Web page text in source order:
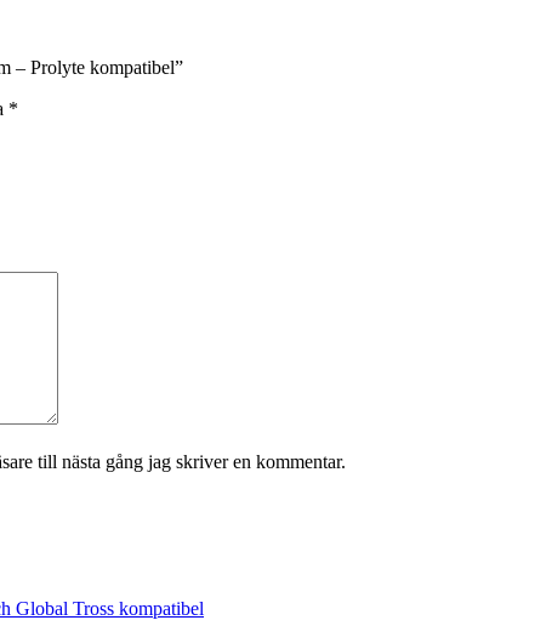
– Prolyte kompatibel”
*
till nästa gång jag skriver en kommentar.